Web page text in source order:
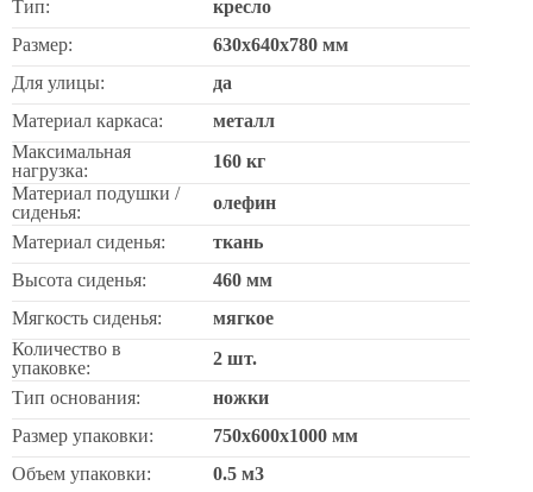
Тип:
кресло
Размер:
630х640х780 мм
Для улицы:
да
Материал каркаса:
металл
Максимальная
нагрузка:
160 кг
Материал подушки /
сиденья:
олефин
Материал сиденья:
ткань
Высота сиденья:
460 мм
Мягкость сиденья:
мягкое
Количество в
упаковке:
2 шт.
Тип основания:
ножки
Размер упаковки:
750х600х1000 мм
Объем упаковки:
0.5 м3